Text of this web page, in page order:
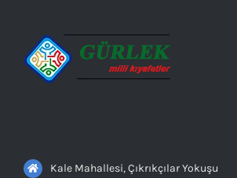
Kale Mahallesi, Çıkrıkçılar Yokuşu